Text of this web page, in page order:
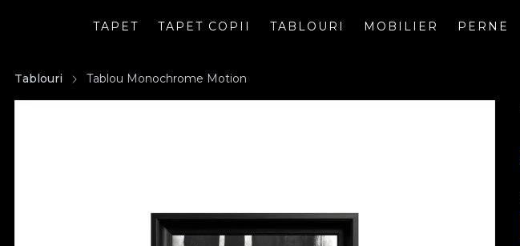
TAPET TAPET COPII TABLOURI MOBILIER PERNE
Tablouri Tablou Monochrome Motion